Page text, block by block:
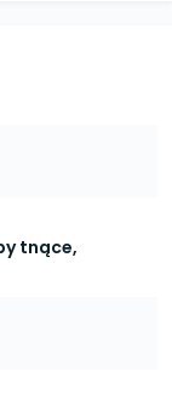
tnące,